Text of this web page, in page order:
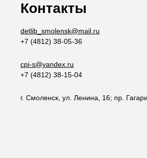
Контакты
detlib_smolensk@mail.ru
+7 (4812) 38-05-36
cpi-s@yandex.ru
+7 (4812) 38-15-04
г. Смоленск, ул. Ленина, 16; пр.